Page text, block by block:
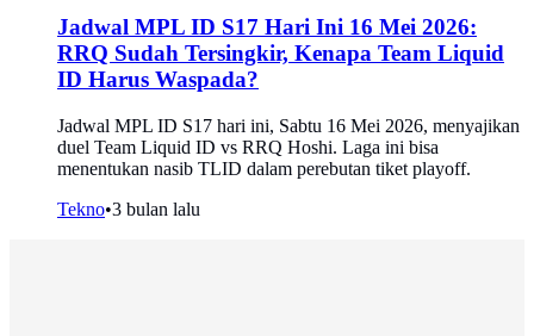
Jadwal MPL ID S17 Hari Ini 16 Mei 2026:
RRQ Sudah Tersingkir, Kenapa Team Liquid
ID Harus Waspada?
Jadwal MPL ID S17 hari ini, Sabtu 16 Mei 2026, menyajikan
duel Team Liquid ID vs RRQ Hoshi. Laga ini bisa
menentukan nasib TLID dalam perebutan tiket playoff.
Tekno•3 bulan lalu